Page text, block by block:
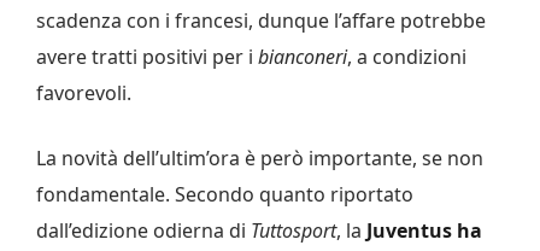
scadenza con i francesi, dunque l’affare potrebbe
avere tratti positivi per i bianconeri, a condizioni
favorevoli.
La novità dell’ultim’ora è però importante, se non
fondamentale. Secondo quanto riportato
dall’edizione odierna di Tuttosport, la Juventus ha